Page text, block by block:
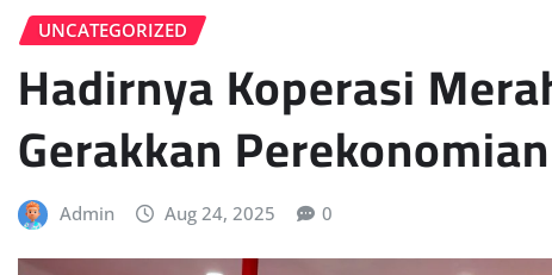
UNCATEGORIZED
Hadirnya Koperasi
Gerakkan
Admin Aug 24, 2025 0